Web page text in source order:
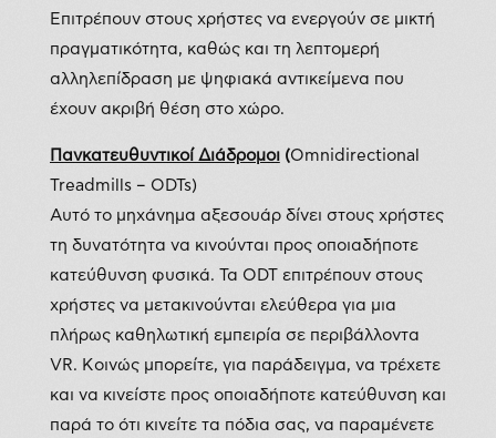
Επιτρέπουν στους χρήστες να ενεργούν σε μικτή
πραγματικότητα, καθώς και τη λεπτομερή
αλληλεπίδραση με ψηφιακά αντικείμενα που
έχουν ακριβή θέση στο χώρο.
Πανκατευθυντικοί Διάδρομοι(Omnidirectional
Treadmills – ODTs)
Αυτό το μηχάνημα αξεσουάρ δίνει στους χρήστες
τη δυνατότητα να κινούνται προς οποιαδήποτε
κατεύθυνση φυσικά. Τα ODT επιτρέπουν στους
χρήστες να μετακινούνται ελεύθερα για μια
πλήρως καθηλωτική εμπειρία σε περιβάλλοντα
VR. Κοινώς μπορείτε, για παράδειγμα, να τρέχετε
και να κινείστε προς οποιαδήποτε κατεύθυνση και
παρά το ότι κινείτε τα πόδια σας, να παραμένετε